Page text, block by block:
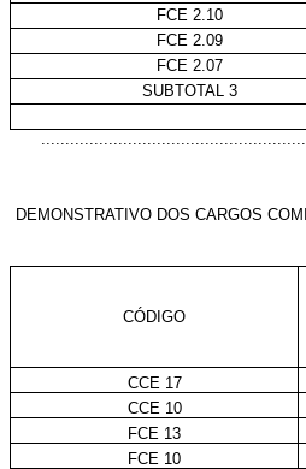
FCE 2.10
FCE 2.09
FCE 2.07
SUBTOTAL 3
DEMONSTRATIVO DOS CARGOS
CÓDIGO
CCE 17
CCE 10
FCE 13
FCE 10